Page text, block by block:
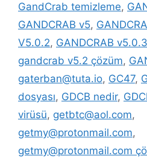
GandCrab temizleme,
GANDCRAB v5,
V5.0.2, GANDCRAB v5.0.3
gandcrab v5.2 çözüm,
gaterban@tuta.io, GC47,
dosyası, GDCB nedir,
virüsü, getbtc@aol.com,
getmy@protonmail.com,
getmy@protonmail.com